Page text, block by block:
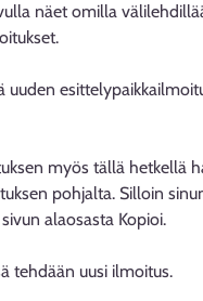
näet omilla
uuden
myös tällä hetkellä
pohjalta. Silloin
alaosasta Kopioi.
tehdään uusi ilmoitus.